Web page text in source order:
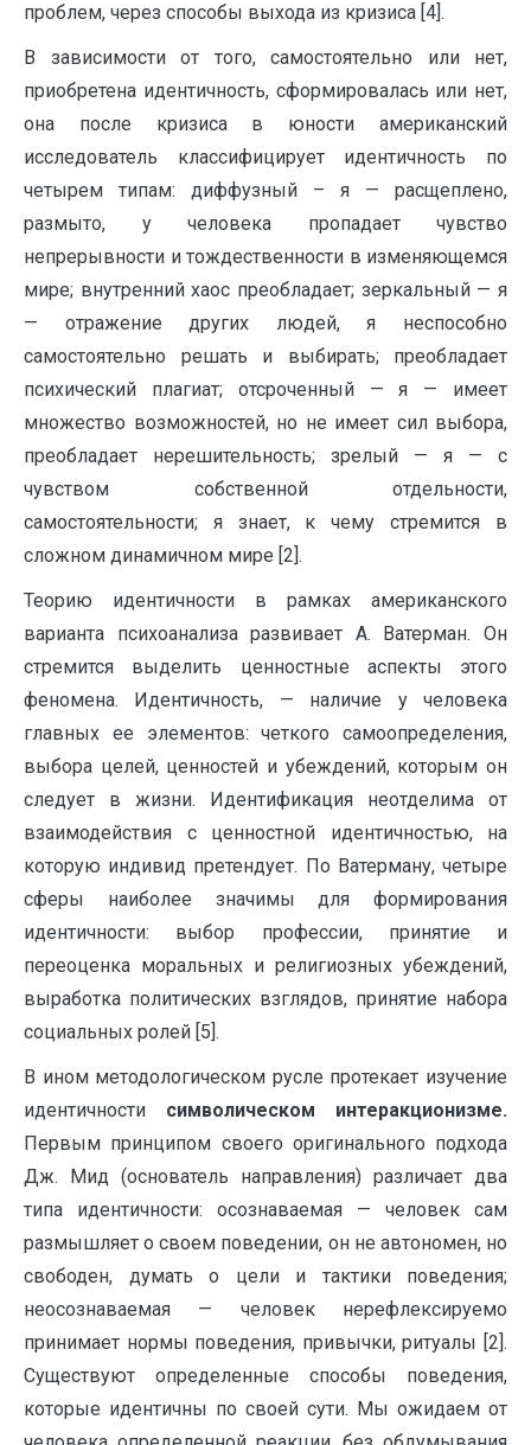
проблем, через способы выхода из кризиса [4].
В зависимости от того, самостоятельно или нет,
приобретена идентичность, сформировалась или нет,
она после кризиса в юности американский
исследователь классифицирует идентичность по
четырем типам: диффузный – я — расщеплено,
размыто, у человека пропадает чувство
непрерывности и тождественности в изменяющемся
мире; внутренний хаос преобладает; зеркальный — я
— отражение других людей, я неспособно
самостоятельно решать и выбирать; преобладает
психический плагиат; отсроченный — я — имеет
множество возможностей, но не имеет сил выбора,
преобладает нерешительность; зрелый — я — с
чувством собственной отдельности,
самостоятельности; я знает, к чему стремится в
сложном динамичном мире [2].
Теорию идентичности в рамках американского
варианта психоанализа развивает А. Ватерман. Он
стремится выделить ценностные аспекты этого
феномена. Идентичность, — наличие у человека
главных ее элементов: четкого самоопределения,
выбора целей, ценностей и убеждений, которым он
следует в жизни. Идентификация неотделима от
взаимодействия с ценностной идентичностью, на
которую индивид претендует. По Ватерману, четыре
сферы наиболее значимы для формирования
идентичности: выбор профессии, принятие и
переоценка моральных и религиозных убеждений,
выработка политических взглядов, принятие набора
социальных ролей [5].
В ином методологическом русле протекает изучение
идентичности символическом интеракционизме.
Первым принципом своего оригинального подхода
Дж. Мид (основатель направления) различает два
типа идентичности: осознаваемая — человек сам
размышляет о своем поведении, он не автономен, но
свободен, думать о цели и тактики поведения;
неосознаваемая — человек нерефлексируемо
принимает нормы поведения, привычки, ритуалы [2].
Существуют определенные способы поведения,
которые идентичны по своей сути. Мы ожидаем от